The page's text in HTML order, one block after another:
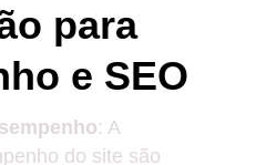
para
e SEO
: A
do site são